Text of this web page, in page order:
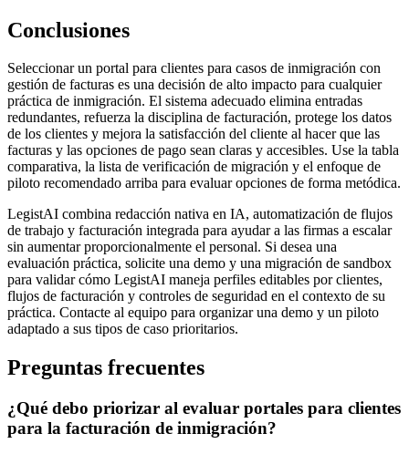
Conclusiones
Seleccionar un portal para clientes para casos de inmigración con
gestión de facturas es una decisión de alto impacto para cualquier
práctica de inmigración. El sistema adecuado elimina entradas
redundantes, refuerza la disciplina de facturación, protege los datos
de los clientes y mejora la satisfacción del cliente al hacer que las
facturas y las opciones de pago sean claras y accesibles. Use la tabla
comparativa, la lista de verificación de migración y el enfoque de
piloto recomendado arriba para evaluar opciones de forma metódica.
LegistAI combina redacción nativa en IA, automatización de flujos
de trabajo y facturación integrada para ayudar a las firmas a escalar
sin aumentar proporcionalmente el personal. Si desea una
evaluación práctica, solicite una demo y una migración de sandbox
para validar cómo LegistAI maneja perfiles editables por clientes,
flujos de facturación y controles de seguridad en el contexto de su
práctica. Contacte al equipo para organizar una demo y un piloto
adaptado a sus tipos de caso prioritarios.
Preguntas frecuentes
¿Qué debo priorizar al evaluar portales para clientes
para la facturación de inmigración?